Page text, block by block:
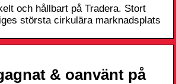
och hållbart på Tradera. Stort
största cirkulära marknadsplats
& oanvänt på